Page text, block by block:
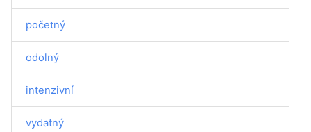
početný
odolný
intenzivní
vydatný